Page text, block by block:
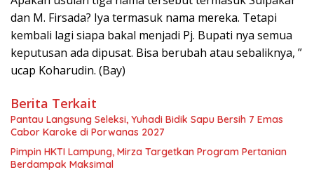
dan M. Firsada? Iya termasuk nama mereka. Tetapi
kembali lagi siapa bakal menjadi Pj. Bupati nya semua
keputusan ada dipusat. Bisa berubah atau sebaliknya, ”
ucap Koharudin. (Bay)
Berita Terkait
Pantau Langsung Seleksi, Yuhadi Bidik Sapu Bersih 7 Emas
Cabor Karoke di Porwanas 2027
Pimpin HKTI Lampung, Mirza Targetkan Program Pertanian
Berdampak Maksimal